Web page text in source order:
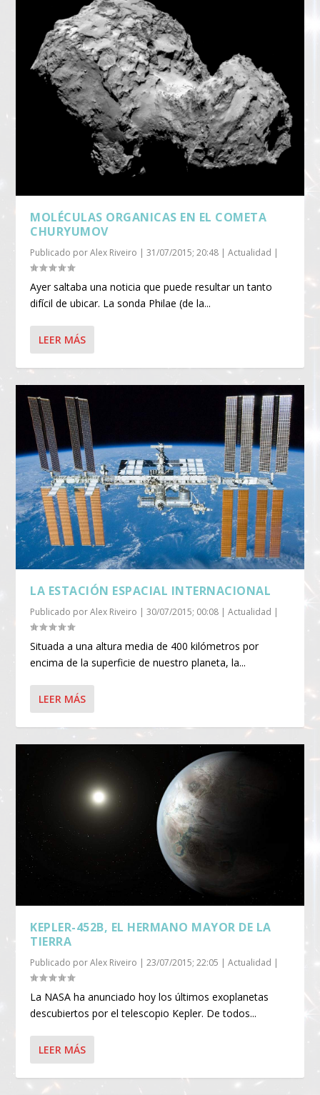
MOLÉCULAS ORGANICAS EN EL COMETA
CHURYUMOV
Publicado porAlex Riveiro |31/07/2015; 20:48 |Actualidad |
Ayer saltaba una noticia que puede resultar un tanto
difícil de ubicar. La sonda Philae (de la...
LEER MÁS
LA ESTACIÓN ESPACIAL INTERNACIONAL
Publicado porAlex Riveiro |30/07/2015; 00:08 |Actualidad |
Situada a una altura media de 400 kilómetros por
encima de la superficie de nuestro planeta, la...
LEER MÁS
KEPLER-452B, EL HERMANO MAYOR DE LA
TIERRA
Publicado porAlex Riveiro |23/07/2015; 22:05 |Actualidad |
La NASA ha anunciado hoy los últimos exoplanetas
descubiertos por el telescopio Kepler. De todos...
LEER MÁS